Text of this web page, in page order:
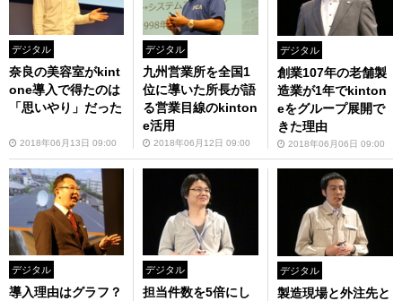
デジタル
奈良の美容室がkint
one導入で得たのは
「思いやり」だった
2018年06月13日 09:00
デジタル
九州営業所を全国1
位に導いた所長が語
る営業目線のkinton
e活用
2018年06月12日 09:00
デジタル
創業107年の老舗製
造業が1年でkinton
eをグループ展開で
きた理由
2018年06月06日 09:00
デジタル
導入理由はグラフ？
デジタル
担当件数を5倍にし
デジタル
製造現場と外注先と